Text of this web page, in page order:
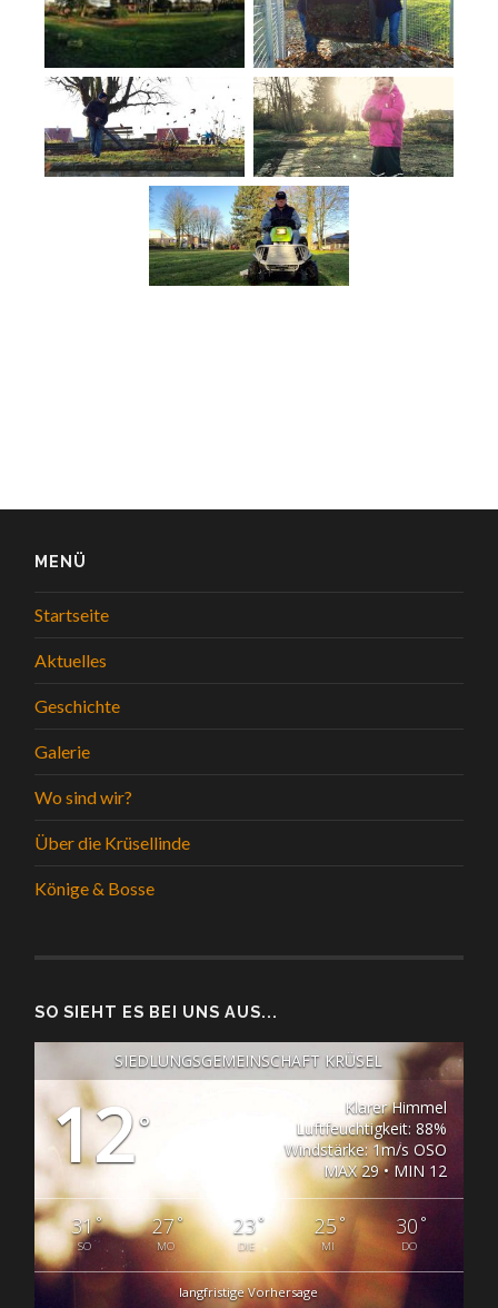
MENÜ
Startseite
Aktuelles
Geschichte
Galerie
Wo sind wir?
Über die Krüsellinde
Könige & Bosse
SO SIEHT ES BEI UNS AUS...
SIEDLUNGSGEMEINSCHAFT KRÜSEL
12°
Klarer Himmel
Luftfeuchtigkeit: 88%
Windstärke: 1m/s OSO
MAX 29 • MIN 12
31°
SO
27°
MO
23°
DIE
25°
MI
30 °
DO
langfristige Vorhersage